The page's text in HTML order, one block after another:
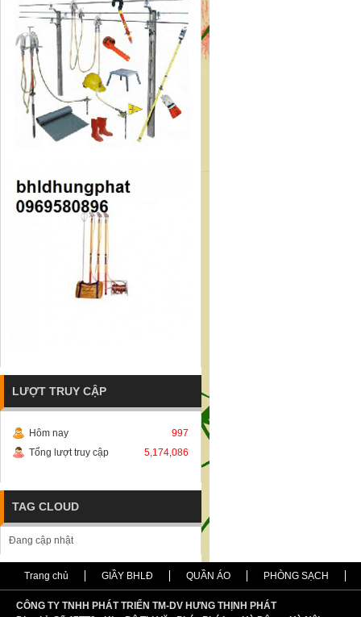
LƯỢT TRUY CẬP
Hôm nay
997
Tổng lượt truy cập
5,174,086
TAG CLOUD
Đang cập nhật
Trang chủ GIẦY BHLĐ QUẦN ÁO PHÒNG SẠCH
CÔNG TY TNHH PHÁT TRIỂN TM-DV HƯNG THỊNH PHÁT